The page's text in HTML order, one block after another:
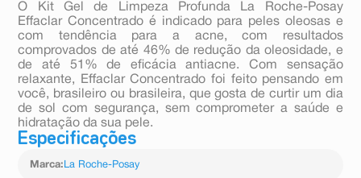
O Kit Gel de Limpeza Profunda La Roche-Posay
Effaclar Concentrado é indicado para peles oleosas e
com tendência para a acne, com resultados
comprovados de até 46% de redução da oleosidade, e
de até 51% de eficácia antiacne. Com sensação
relaxante, Effaclar Concentrado foi feito pensando em
você, brasileiro ou brasileira, que gosta de curtir um dia
de sol com segurança, sem comprometer a saúde e
hidratação da sua pele.
Especificações
Marca: La Roche-Posay